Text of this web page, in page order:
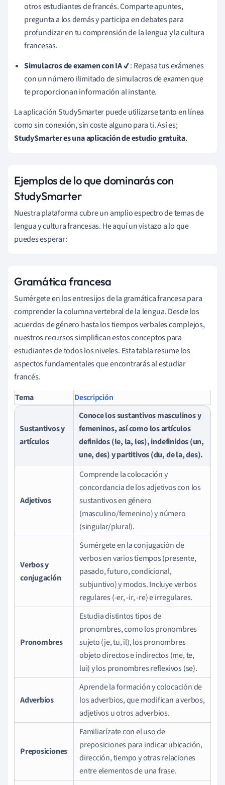
otros estudiantes de francés. Comparte apuntes,
pregunta a los demás y participa en debates para
profundizar en tu comprensión de la lengua y la cultura
francesas.
Simulacros de examen con IA✔: Repasa tus exámenes
con un número ilimitado de simulacros de examen que
te proporcionan información al instante.
La aplicación StudySmarter puede utilizarse tanto en línea
como sin conexión, sin coste alguno para ti. Así es;
StudySmarter es una aplicación de estudio gratuita.
Ejemplos de lo que dominarás con
StudySmarter
Nuestra plataforma cubre un amplio espectro de temas de
lengua y cultura francesas. He aquí un vistazo a lo que
puedes esperar:
Gramática francesa
Sumérgete en los entresijos de la gramática francesa para
comprender la columna vertebral de la lengua. Desde los
acuerdos de género hasta los tiempos verbales complejos,
nuestros recursos simplifican estos conceptos para
estudiantes de todos los niveles. Esta tabla resume los
aspectos fundamentales que encontrarás al estudiar
francés.
Tema
Descripción
Sustantivos y
artículos
Conoce los sustantivos masculinos y
femeninos, así como los artículos
definidos (le, la, les), indefinidos (un,
une, des) y partitivos (du, de la, des).
Adjetivos
Comprende la colocación y
concordancia de los adjetivos con los
sustantivos en género
(masculino/femenino) y número
(singular/plural).
Verbos y
conjugación
Sumérgete en la conjugación de
verbos en varios tiempos (presente,
pasado, futuro, condicional,
subjuntivo) y modos. Incluye verbos
regulares (-er, -ir, -re) e irregulares.
Pronombres
Estudia distintos tipos de
pronombres, como los pronombres
sujeto (je, tu, il), los pronombres
objeto directos e indirectos (me, te,
lui) y los pronombres reflexivos (se).
Adverbios
Aprende la formación y colocación de
los adverbios, que modifican a verbos,
adjetivos u otros adverbios.
Preposiciones
Familiarízate con el uso de
preposiciones para indicar ubicación,
dirección, tiempo y otras relaciones
entre elementos de una frase.